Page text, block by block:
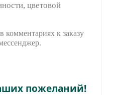
цветовой
комментариях к заказу
пожеланий!